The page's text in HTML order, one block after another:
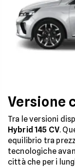
Versione
Tra le versioni
Hybrid 145 CV.
equilibrio tra
tecnologiche
città che per i